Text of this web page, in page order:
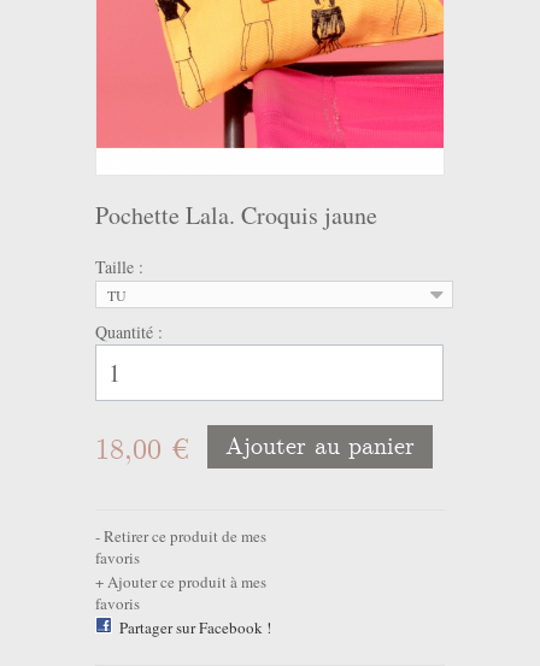
Pochette Lala. Croquis jaune
Taille :
TU
Quantité :
18,00 € Ajouter au panier
Retirer ce produit de mes
favoris
Ajouter ce produit à mes
favoris
Partager sur Facebook !